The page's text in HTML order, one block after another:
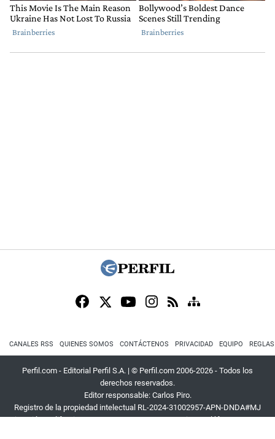
CANALES RSS QUIENES SOMOS CONTÁCTENOS PRIVACIDAD EQUIPO
Perfil.com - Editorial Perfil S.A. | © Perfil.com 2006-2026 - Todos los
derechos reservados.
Editor responsable: Carlos Piro.
Registro de la propiedad intelectual RL-2024-31002957-APN-DNDA#MJ
Dirección:California 2715,C1289ABI,CABA, Argentina| Teléfono:+54 9 11